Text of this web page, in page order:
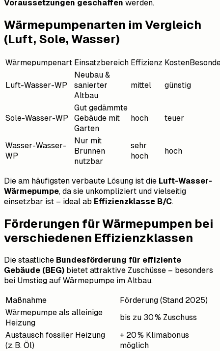
Voraussetzungen geschaffen werden.
Wärmepumpenarten im Vergleich
(Luft, Sole, Wasser)
Wärmepumpenart Einsatzbereich Effizienz
Luft-Wasser-WP
Neubau &
sanierter
Altbau
mittel günstig
Sole-Wasser-WP
Gut gedämmte
Gebäude mit
Garten
hoch teuer
Wasser-Wasser-
WP
Nur mit
Brunnen
nutzbar
sehr
hoch
hoch
Die am häufigsten verbaute Lösung ist die Luft-Wasser-
Wärmepumpe, da sie unkompliziert und vielseitig
einsetzbar ist – ideal ab Effizienzklasse B/C.
Förderungen für Wärmepumpen bei
verschiedenen Effizienzklassen
Die staatliche Bundesförderung für effiziente
Gebäude (BEG) bietet attraktive Zuschüsse – besonders
bei Umstieg auf Wärmepumpe im Altbau.
Maßnahme
Förderung (Stand 2025)
Wärmepumpe als alleinige
Heizung
bis zu 30 % Zuschuss
Austausch fossiler Heizung
(z. B. Öl)
+ 20 % Klimabonus
möglich